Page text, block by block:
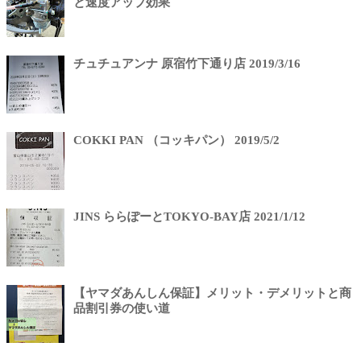
と速度アップ効果
チュチュアンナ 原宿竹下通り店 2019/3/16
COKKI PAN （コッキパン） 2019/5/2
JINS ららぽーとTOKYO-BAY店 2021/1/12
【ヤマダあんしん保証】メリット・デメリットと商
品割引券の使い道